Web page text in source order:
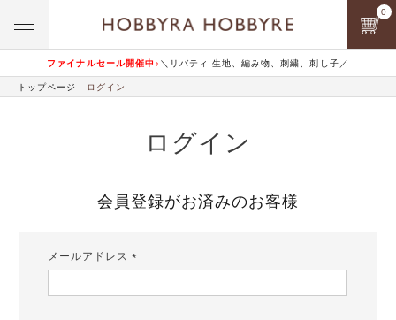
ファイナルセール開催中♪ ＼リバティ 生地、編み物、刺繍、刺し子／
0
トップページ ログイン
ログイン
会員登録がお済みのお客様
メールアドレス